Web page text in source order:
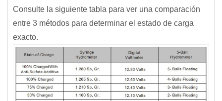
Consulte la siguiente tabla para ver una comparación
entre 3 métodos para determinar el estado de carga
exacto.